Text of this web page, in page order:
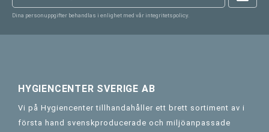
Dina personuppgifter behandlas i enlighet med vår integritetspolicy.
HYGIENCENTER SVERIGE AB
Vi på Hygiencenter tillhandahåller ett brett sortiment av i
första hand svenskproducerade och miljöanpassade